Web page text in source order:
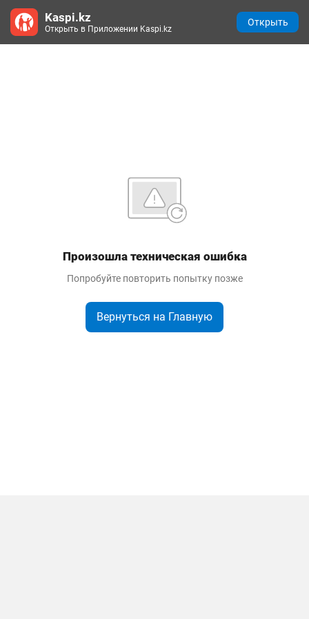
Произошла техническая ошибка
Попробуйте повторить попытку позже
Вернуться на Главную
Kaspi.kz
Открыть в Приложении Kaspi.kz
Открыть